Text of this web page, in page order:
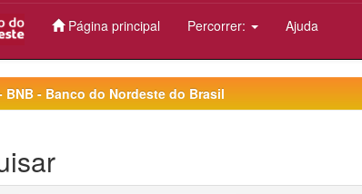
Página principal Percorrer: Ajuda
BNB - Banco do Nordeste do Brasil